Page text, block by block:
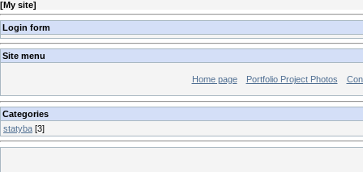
[My site]
Login form
Site menu
Home page Portfolio Project Photos
Categories
statyba [3]